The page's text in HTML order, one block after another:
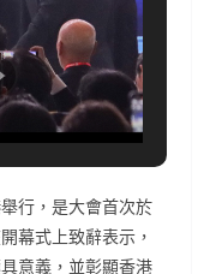
行，是大會首次於
幕式上致辭表示，
意義，並彰顯香港